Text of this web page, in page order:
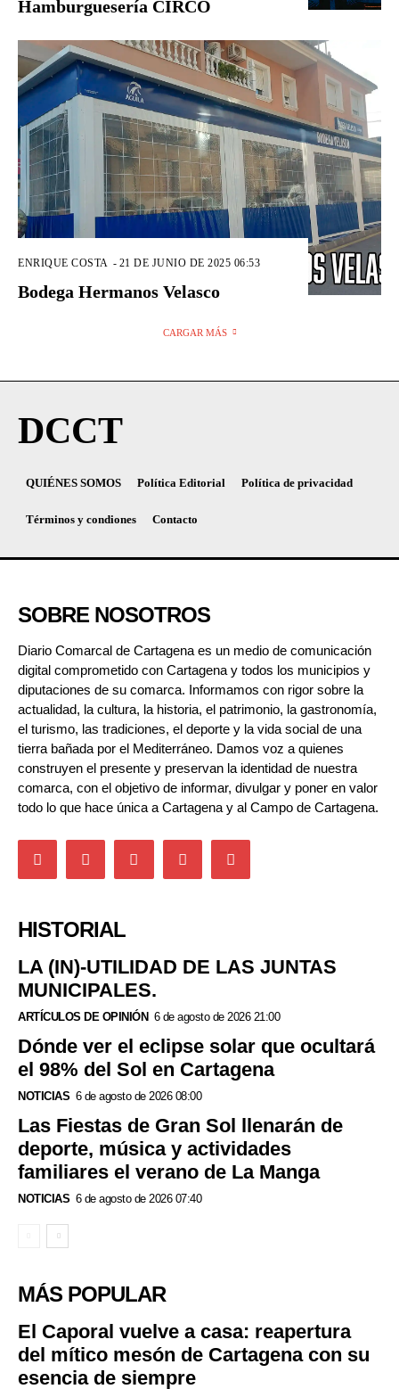
Hamburguesería CIRCO
ENRIQUE COSTA - 21 DE JUNIO DE 2025 06:53
Bodega Hermanos Velasco
CARGAR MÁS
DCCT
QUIÉNES SOMOS Política Editorial Política de privacidad
Términos y condiones Contacto
SOBRE NOSOTROS
Diario Comarcal de Cartagena es un medio de comunicación
digital comprometido con Cartagena y todos los municipios y
diputaciones de su comarca. Informamos con rigor sobre la
actualidad, la cultura, la historia, el patrimonio, la gastronomía,
el turismo, las tradiciones, el deporte y la vida social de una
tierra bañada por el Mediterráneo. Damos voz a quienes
construyen el presente y preservan la identidad de nuestra
comarca, con el objetivo de informar, divulgar y poner en valor
todo lo que hace única a Cartagena y al Campo de Cartagena.
HISTORIAL
LA (IN)-UTILIDAD DE LAS JUNTAS
MUNICIPALES.
ARTÍCULOS DE OPINIÓN 6 de agosto de 2026 21:00
Dónde ver el eclipse solar que ocultará
el 98% del Sol en Cartagena
NOTICIAS 6 de agosto de 2026 08:00
Las Fiestas de Gran Sol llenarán de
deporte, música y actividades
familiares el verano de La Manga
NOTICIAS 6 de agosto de 2026 07:40
MÁS POPULAR
El Caporal vuelve a casa: reapertura
del mítico mesón de Cartagena con su
esencia de siempre